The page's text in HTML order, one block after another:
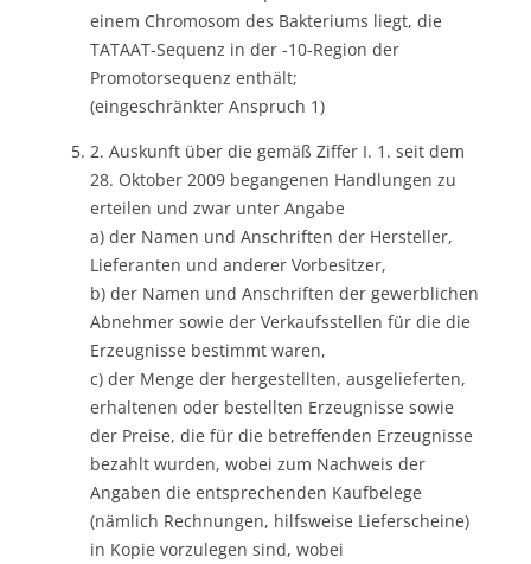
einem Chromosom des Bakteriums liegt, die
TATAAT-Sequenz in der -10-Region der
Promotorsequenz enthält;
(eingeschränkter Anspruch 1)
2. Auskunft über die gemäß Ziffer I. 1. seit dem
28. Oktober 2009 begangenen Handlungen zu
erteilen und zwar unter Angabe
a) der Namen und Anschriften der Hersteller,
Lieferanten und anderer Vorbesitzer,
b) der Namen und Anschriften der gewerblichen
Abnehmer sowie der Verkaufsstellen für die die
Erzeugnisse bestimmt waren,
c) der Menge der hergestellten, ausgelieferten,
erhaltenen oder bestellten Erzeugnisse sowie
der Preise, die für die betreffenden Erzeugnisse
bezahlt wurden, wobei zum Nachweis der
Angaben die entsprechenden Kaufbelege
(nämlich Rechnungen, hilfsweise Lieferscheine)
in Kopie vorzulegen sind, wobei